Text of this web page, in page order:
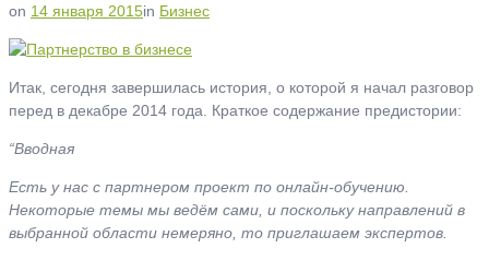
on 14 января 2015in Бизнес
Итак, сегодня завершилась история, о которой я начал разговор
перед в декабре 2014 года. Краткое содержание предистории:
“Вводная
Есть у нас с партнером проект по онлайн-обучению.
Некоторые темы мы ведём сами, и поскольку направлений в
выбранной области немеряно, то приглашаем экспертов.